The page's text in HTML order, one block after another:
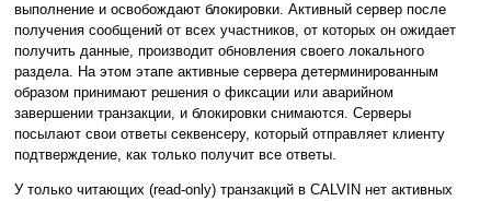
выполнение и освобождают блокировки. Активный сервер после
получения сообщений от всех участников, от которых он ожидает
получить данные, производит обновления своего локального
раздела. На этом этапе активные сервера детерминированным
образом принимают решения о фиксации или аварийном
завершении транзакции, и блокировки снимаются. Серверы
посылают свои ответы секвенсеру, который отправляет клиенту
подтверждение, как только получит все ответы.
У только читающих (read-only) транзакций в CALVIN нет активных